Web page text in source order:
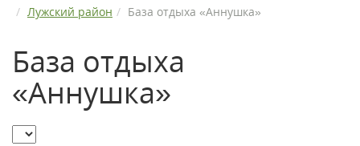
Лужский район
База отдыха «Аннушка»
База отдыха
«Аннушка»